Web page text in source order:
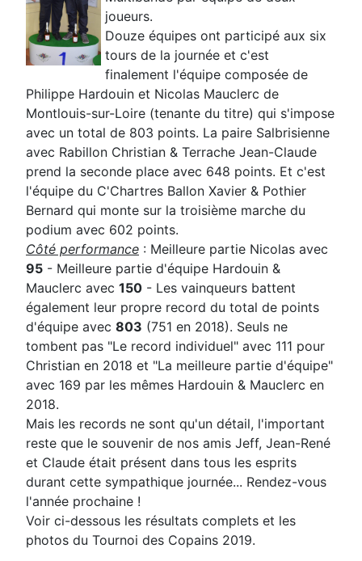
joueurs.
Douze équipes ont participé aux six
tours de la journée et c'est
finalement l'équipe composée de
Philippe Hardouin et Nicolas Mauclerc de
Montlouis-sur-Loire (tenante du titre) qui s'impose
avec un total de 803 points. La paire Salbrisienne
avec Rabillon Christian & Terrache Jean-Claude
prend la seconde place avec 648 points. Et c'est
l'équipe du C'Chartres Ballon Xavier & Pothier
Bernard qui monte sur la troisième marche du
podium avec 602 points.
Côté performance : Meilleure partie Nicolas avec
95 - Meilleure partie d'équipe Hardouin &
Mauclerc avec 150 - Les vainqueurs battent
également leur propre record du total de points
d'équipe avec 803 (751 en 2018). Seuls ne
tombent pas "Le record individuel" avec 111 pour
Christian en 2018 et "La meilleure partie d'équipe"
avec 169 par les mêmes Hardouin & Mauclerc en
2018.
Mais les records ne sont qu'un détail, l'important
reste que le souvenir de nos amis Jeff, Jean-René
et Claude était présent dans tous les esprits
durant cette sympathique journée... Rendez-vous
l'année prochaine !
Voir ci-dessous les résultats complets et les
photos du Tournoi des Copains 2019.